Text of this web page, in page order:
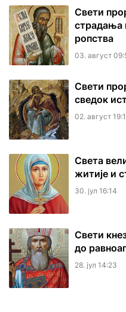
Свети
страдања
ропства
03. август
Свети
сведок
02. август
Света
житије и
30. јул 16:14
Свети
до
28. јул 14:23